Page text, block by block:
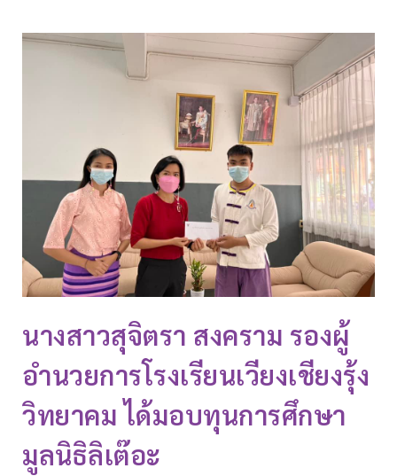
นางสาวสุจิตรา สงคราม รองผู้
อำนวยการโรงเรียนเวียงเชียงรุ้ง
วิทยาคม ได้มอบทุนการศึกษา
มูลนิธิลิเต๊อะ